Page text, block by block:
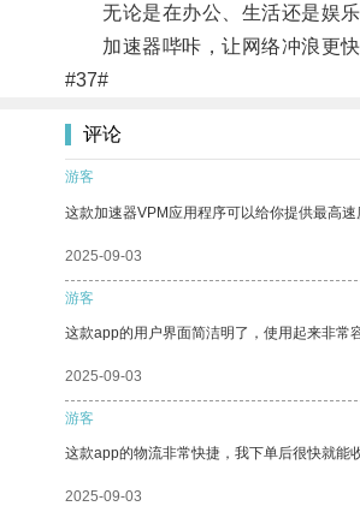
无论是在办公、生活还是娱乐
加速器哔咔，让网络冲浪更快
#37#
评论
游客
这款加速器VPM应用程序可以给你提供最高
2025-09-03
游客
这款app的用户界面简洁明了，使用起来非常
2025-09-03
游客
这款app的物流非常快捷，我下单后很快就能
2025-09-03